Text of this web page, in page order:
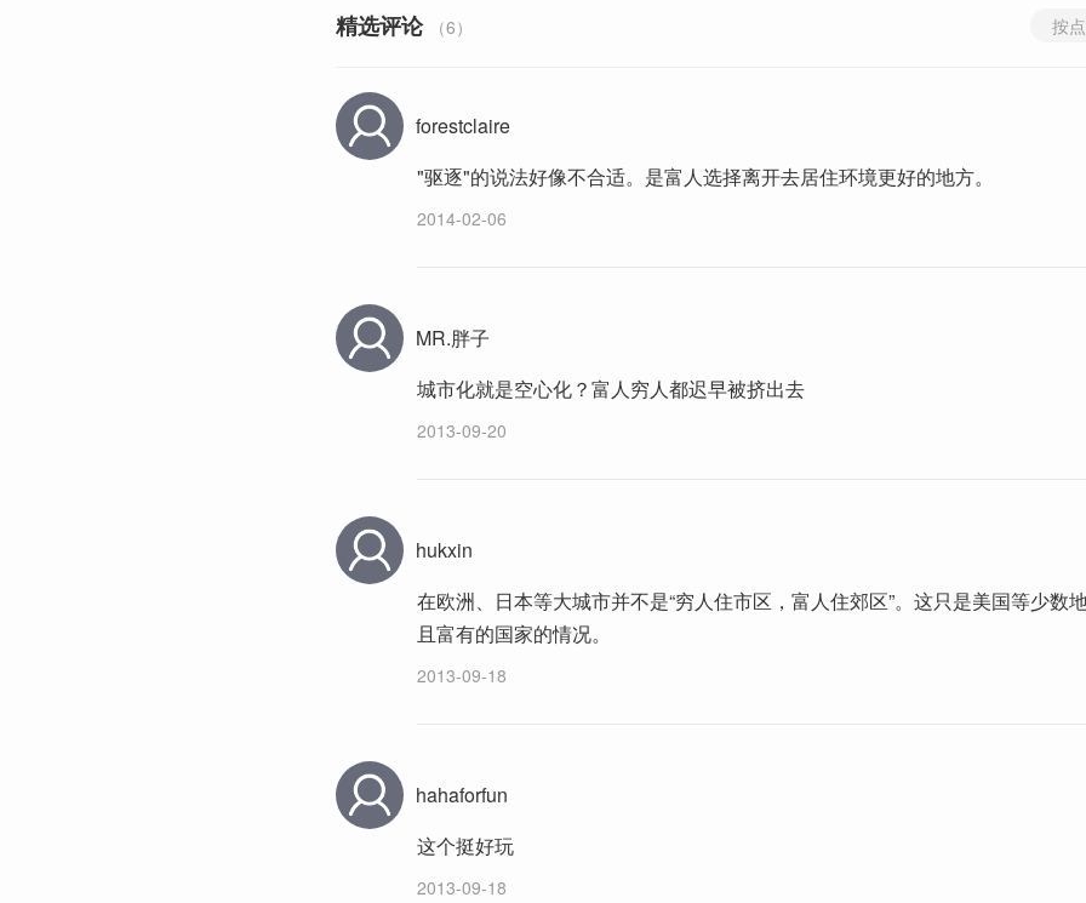
精选评论 （6） 按
forestclaire
"驱逐"的说法好像不合适。是富人选择离开去居住环境更好的地方。
2014-02-06
MR.胖子
城市化就是空心化？富人穷人都迟早被挤出去
2013-09-20
hukxin
在欧洲、日本等大城市并不是“穷人住市区，富人住郊区”。这只是美国等少数
且富有的国家的情况。
2013-09-18
hahaforfun
这个挺好玩
2013-09-18